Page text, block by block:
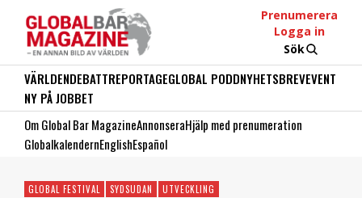
Prenumerera
Logga in
Sök
VÄRLDENDEBATTREPORTAGEGLOBAL PODDNYHETSBREVEVENT
NY PÅ JOBBET
Om Global Bar MagazineAnnonseraHjälp med prenumeration
GlobalkalendernEnglishEspañol
GLOBAL FESTIVAL SYDSUDAN UTVECKLING